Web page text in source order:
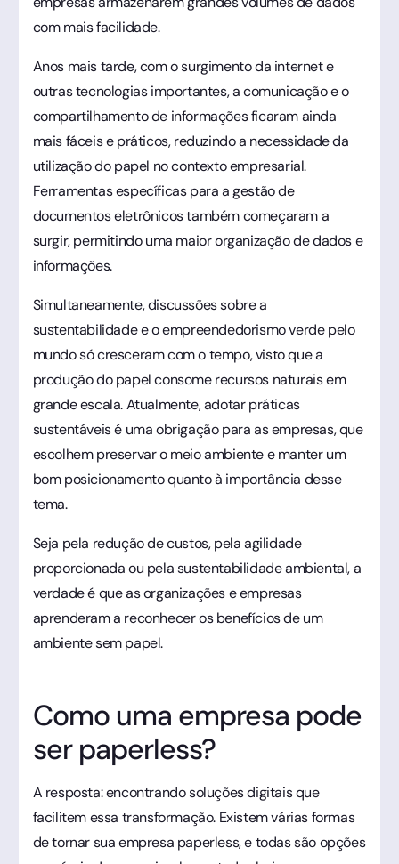
com mais facilidade.
Anos mais tarde, com o surgimento da internet e
outras tecnologias importantes, a comunicação e o
compartilhamento de informações ficaram ainda
mais fáceis e práticos, reduzindo a necessidade da
utilização do papel no contexto empresarial.
Ferramentas específicas para a gestão de
documentos eletrônicos também começaram a
surgir, permitindo uma maior organização de dados e
informações.
Simultaneamente, discussões sobre a
sustentabilidade e o empreendedorismo verde pelo
mundo só cresceram com o tempo, visto que a
produção do papel consome recursos naturais em
grande escala. Atualmente, adotar práticas
sustentáveis é uma obrigação para as empresas, que
escolhem preservar o meio ambiente e manter um
bom posicionamento quanto à importância desse
tema.
Seja pela redução de custos, pela agilidade
proporcionada ou pela sustentabilidade ambiental, a
verdade é que as organizações e empresas
aprenderam a reconhecer os benefícios de um
ambiente sem papel.
Como uma empresa pode
ser paperless?
A resposta: encontrando soluções digitais que
facilitem essa transformação. Existem várias formas
de tornar sua empresa paperless, e todas são opções